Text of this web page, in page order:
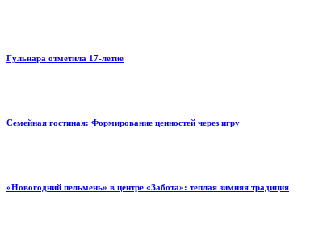
Гульнара отметила 17‑летие
Семейная гостиная: Формирование ценностей через игру
«Новогодний пельмень» в центре «Забота»: теплая зимняя традиция